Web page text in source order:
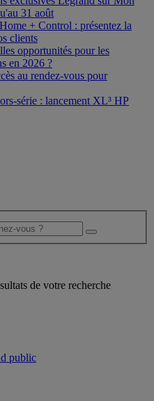
31 août
+ Control : présentez la
clients
opportunités pour les
en 2026 ?
au rendez-vous pour
série : lancement XL³ HP
de votre recherche
public